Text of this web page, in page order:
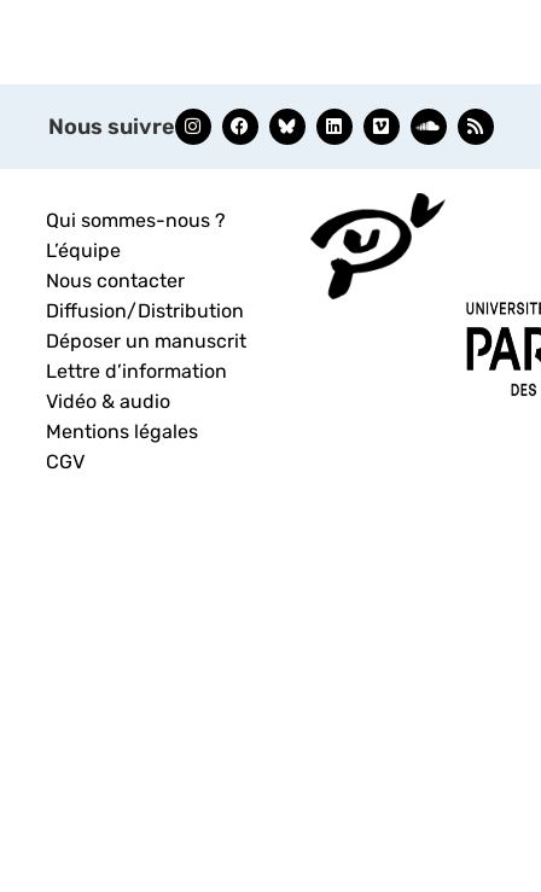
Nous suivre
Qui sommes-nous ?
L’équipe
Nous contacter
Diffusion/Distribution
Déposer un manuscrit
Lettre d’information
Vidéo & audio
Mentions légales
CGV